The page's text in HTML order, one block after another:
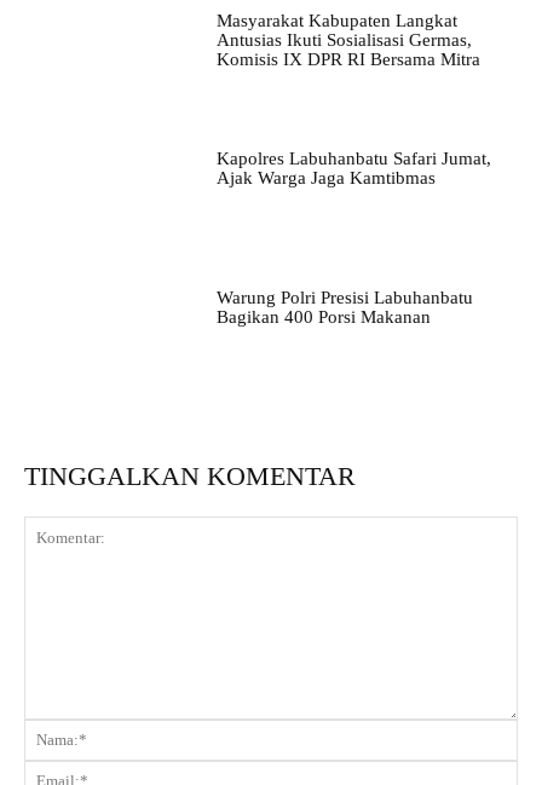
Masyarakat Kabupaten Langkat
Antusias Ikuti Sosialisasi Germas,
Komisis IX DPR RI Bersama Mitra
Kapolres Labuhanbatu Safari Jumat,
Ajak Warga Jaga Kamtibmas
Warung Polri Presisi Labuhanbatu
Bagikan 400 Porsi Makanan
TINGGALKAN KOMENTAR
Komentar: